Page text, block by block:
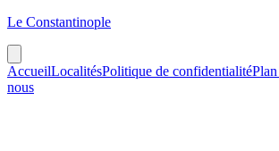
Le Constantinople
AccueilLocalitésPolitique de confidentialité
nous